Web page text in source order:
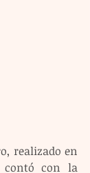
realizado en
contó con la